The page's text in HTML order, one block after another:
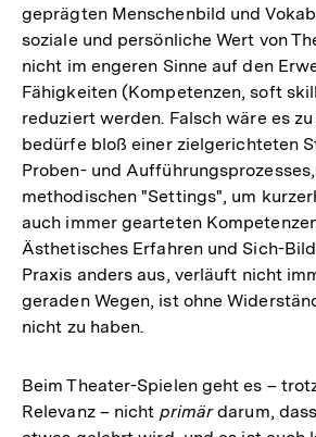
geprägten Menschenbild und
soziale und persönliche Wert von
nicht im engeren Sinne auf den
Fähigkeiten (Kompetenzen, soft
reduziert werden. Falsch wäre es
bedürfe bloß einer zielgerichteten
Proben- und
methodischen "Settings", um
auch immer gearteten
Ästhetisches Erfahren und Sich-
Praxis anders aus, verläuft nicht
geraden Wegen, ist ohne
nicht zu haben.
Beim Theater-Spielen geht es –
Relevanz – nicht primärdarum,